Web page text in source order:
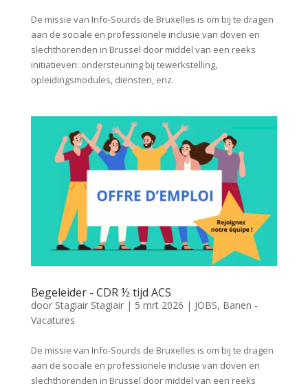
De missie van Info-Sourds de Bruxelles is om bij te dragen
aan de sociale en professionele inclusie van doven en
slechthorenden in Brussel door middel van een reeks
initiatieven: ondersteuning bij tewerkstelling,
opleidingsmodules, diensten, enz.
Begeleider - CDR ½ tijd ACS
door Stagiair Stagiair| 5 mrt 2026 | JOBS, Banen -
Vacatures
De missie van Info-Sourds de Bruxelles is om bij te dragen
aan de sociale en professionele inclusie van doven en
slechthorenden in Brussel door middel van een reeks